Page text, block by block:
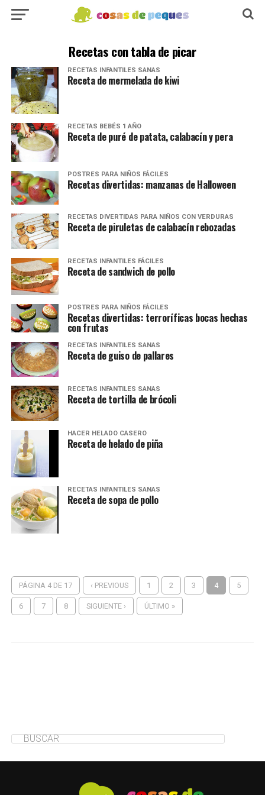
Recetas con tabla de picar
RECETAS INFANTILES SANAS
Receta de mermelada de kiwi
RECETAS BEBÉS 1 AÑO
Receta de puré de patata, calabacín y pera
POSTRES PARA NIÑOS FÁCILES
Recetas divertidas: manzanas de Halloween
RECETAS DIVERTIDAS PARA NIÑOS CON VERDURAS
Receta de piruletas de calabacín rebozadas
RECETAS INFANTILES FÁCILES
Receta de sandwich de pollo
POSTRES PARA NIÑOS FÁCILES
Recetas divertidas: terroríficas bocas hechas
con frutas
RECETAS INFANTILES SANAS
Receta de guiso de pallares
RECETAS INFANTILES SANAS
Receta de tortilla de brócoli
HACER HELADO CASERO
Receta de helado de piña
RECETAS INFANTILES SANAS
Receta de sopa de pollo
PÁGINA 4 DE 17 ‹ PREVIOUS 1 2 3 4 5
6 7 8 SIGUIENTE › ÚLTIMO »